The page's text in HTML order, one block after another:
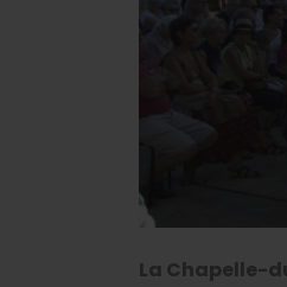
La Chapelle-